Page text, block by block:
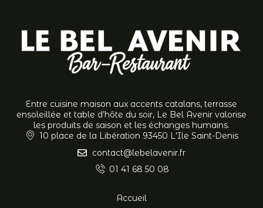
Entre cuisine maison aux accents catalans, terrasse
ensoleillée et table d’hôte du soir, Le Bel Avenir valorise
les produits de saison et les échanges humains.
10 place de la Libération 93450 L'Ile Saint-Denis
contact@lebelavenir.fr
01 41 68 50 08
Accueil